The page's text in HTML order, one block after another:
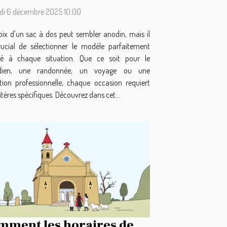
6 décembre 2025 10:00
d’un sac à dos peut sembler anodin, mais il
de sélectionner le modèle parfaitement
à chaque situation. Que ce soit pour le
une randonnée, un voyage ou une
professionnelle, chaque occasion requiert
spécifiques. Découvrez dans cet...